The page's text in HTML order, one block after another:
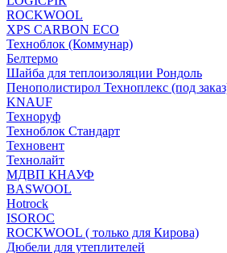
ROCKWOOL
XPS CARBON ECO
Техноблок (Коммунар)
Белтермо
Шайба для теплоизоляции Рондоль
Пенополистирол Техноплекс (под
KNАUF
Технoруф
Техноблок Стандарт
Техновент
Технолайт
МДВП КНАУФ
BASWOOL
Hotrock
ISOROC
ROCKWOOL ( только для Кирова)
Дюбели для утеплителей